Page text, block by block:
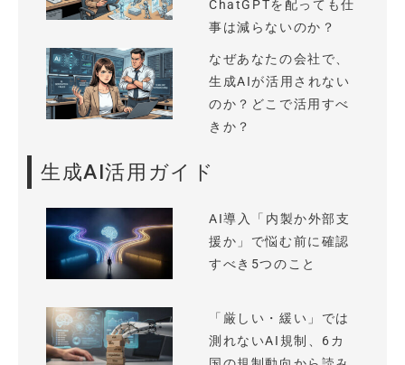
ChatGPTを配っても仕
事は減らないのか？
なぜあなたの会社で、
生成AIが活用されない
のか？どこで活用すべ
きか？
生成AI活用ガイド
AI導入「内製か外部支
援か」で悩む前に確認
すべき5つのこと
「厳しい・緩い」では
測れないAI規制、6カ